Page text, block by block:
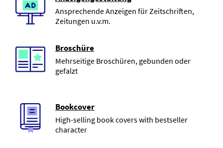
Ansprechende Anzeigen für Zeitschriften,
Zeitungen u.v.m.
Broschüre
Mehrseitige Broschüren, gebunden oder
gefalzt
Bookcover
High-selling book covers with bestseller
character